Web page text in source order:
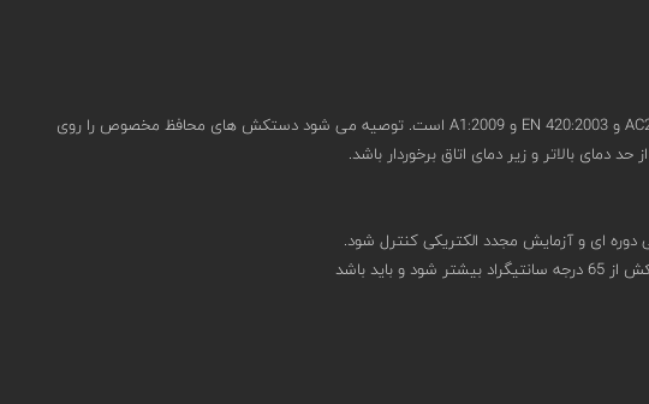
الزامات ضروری بهداشتی و ایمنی موجود در آن را برآورده می کنند و دارای گواهینامه های EN 60903:2003 و AC2:2005 و EN 420:2003 و A1:2009 است. توصیه می شود دستکش های محافظ مخصوص را روی
بالاتر و زیر دمای اتاق برخوردار باشد.
ای و آزمایش مجدد الکتریکی کنترل شود.
باشد